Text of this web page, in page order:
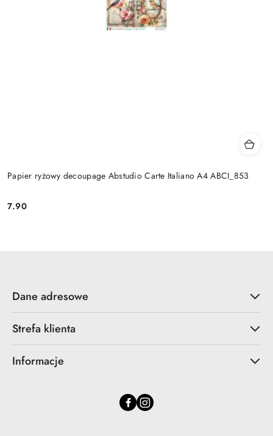
Papier ryżowy decoupage Abstudio Carte Italiano A4 ABCI_853
Cena:
7.90
Dane adresowe
Strefa klienta
Informacje